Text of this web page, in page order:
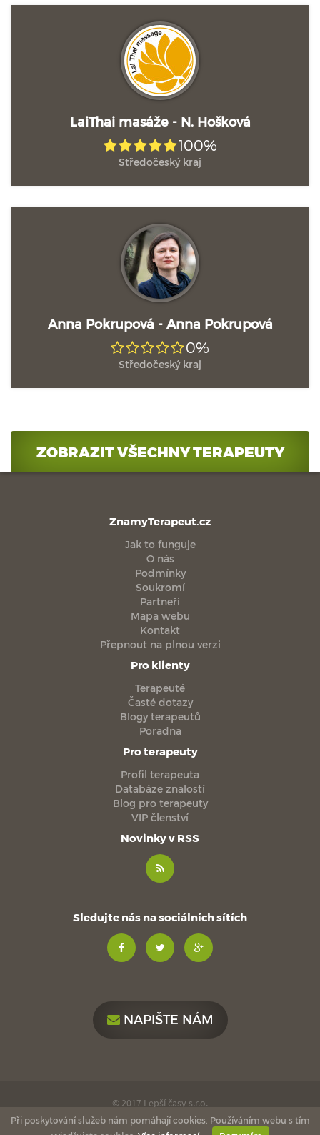
LaiThai masáže - N. Hošková
100%
Středočeský kraj
Anna Pokrupová - Anna Pokrupová
0%
Středočeský kraj
ZOBRAZIT VŠECHNY TERAPEUTY
ZnamyTerapeut.cz
Jak to funguje
O nás
Podmínky
Soukromí
Partneři
Mapa webu
Kontakt
Přepnout na plnou verzi
Pro klienty
Terapeuté
Časté dotazy
Blogy terapeutů
Poradna
Pro terapeuty
Profil terapeuta
Databáze znalostí
Blog pro terapeuty
VIP členství
Novinky v RSS
Sledujte nás na sociálních sítích
NAPIŠTE NÁM
© 2017 Lepší časy s.r.o.
made with
love
byesmedia
Při poskytování služeb nám pomáhají cookies. Používáním webu s tím